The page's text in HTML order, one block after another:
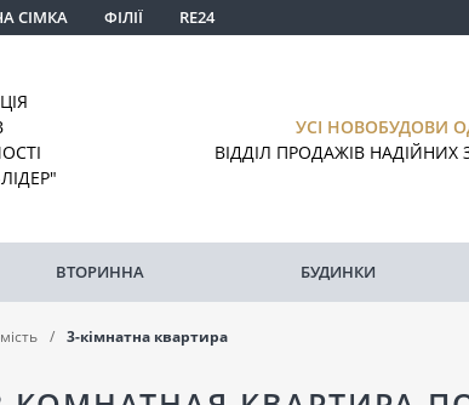
СІМКА ФІЛІЇ RE24
УСІ НОВОБУДОВИ
ВІДДІЛ ПРОДАЖІВ НАДІЙНИХ
ВТОРИННА БУДИНКИ
3-кімнатна квартира